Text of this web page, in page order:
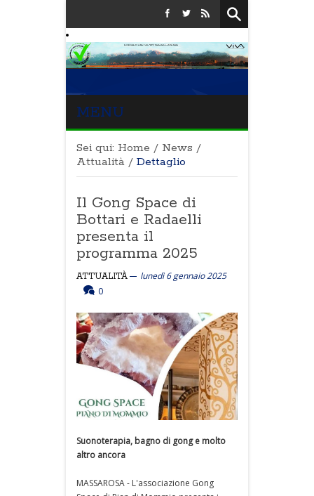
MENU
Sei qui: Home / News /
Attualità / Dettaglio
Il Gong Space di
Bottari e Radaelli
presenta il
programma 2025
ATTUALITÀ
lunedì 6 gennaio 2025
0
Suonoterapia, bagno di gong e molto
altro ancora
MASSAROSA - L'associazione Gong